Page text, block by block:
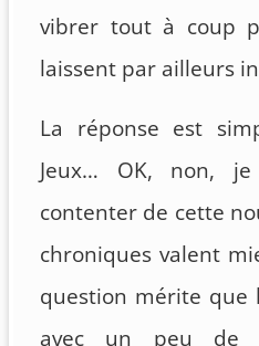
vibrer tout à coup
laissent par ailleurs
La réponse est
Jeux… OK, non,
contenter de cette
chroniques valent
question mérite que
avec un peu de